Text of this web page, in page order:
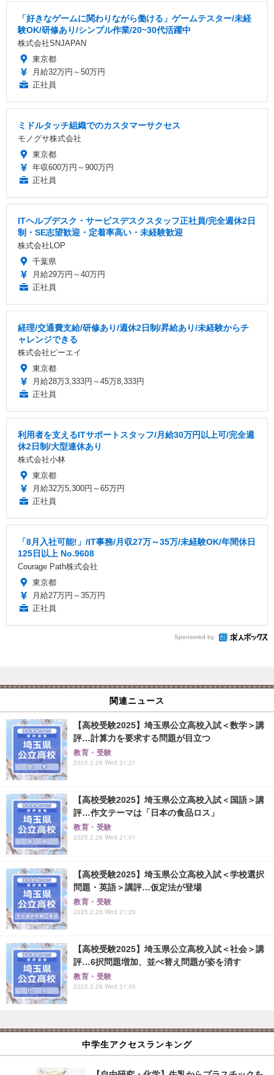
「好きなゲームに関わりながら働ける」ゲームテスター/未経
験OK/研修あり/シンプル作業/20~30代活躍中
株式会社SNJAPAN
東京都
月給32万円～50万円
正社員
ミドルタッチ組織でのカスタマーサクセス
モノグサ株式会社
東京都
年収600万円～900万円
正社員
ITヘルプデスク・サービスデスクスタッフ正社員/完全週休2日
制・SE志望歓迎・定着率高い・未経験歓迎
株式会社LOP
千葉県
月給29万円～40万円
正社員
経理/交通費支給/研修あり/週休2日制/昇給あり/未経験からチ
ャレンジできる
株式会社ピーエイ
東京都
月給28万3,333円～45万8,333円
正社員
利用者を支えるITサポートスタッフ/月給30万円以上可/完全週
休2日制/大型連休あり
株式会社小林
東京都
月給32万5,300円～65万円
正社員
「8月入社可能!」/IT事務/月収27万～35万/未経験OK/年間休日
125日以上 No.9608
Courage Path株式会社
東京都
月給27万円～35万円
正社員
Sponsored by
関連ニュース
【高校受験2025】埼玉県公立高校入試＜数学＞講
評…計算力を要求する問題が目立つ
教育・受験
2025.2.26 Wed 21:21
【高校受験2025】埼玉県公立高校入試＜国語＞講
評…作文テーマは「日本の食品ロス」
教育・受験
2025.2.26 Wed 21:01
【高校受験2025】埼玉県公立高校入試＜学校選択
問題・英語＞講評…仮定法が登場
教育・受験
2025.2.26 Wed 21:29
【高校受験2025】埼玉県公立高校入試＜社会＞講
評…6択問題増加、並べ替え問題が姿を消す
教育・受験
2025.2.26 Wed 21:05
中学生アクセスランキング